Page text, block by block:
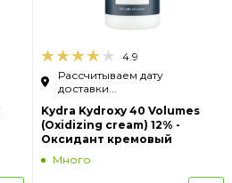
4.9
Рассчитываем дату
доставки...
Kydra Kydroxy 40 Volumes
(Oxidizing cream) 12% -
Оксидант кремовый
Много